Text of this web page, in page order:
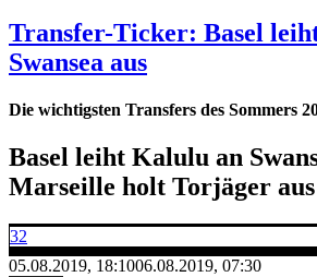
Transfer-Ticker: Basel
Swansea aus
Die wichtigsten Transfers des Sommers
Basel leiht Kalulu an
Marseille holt Torjäger
32
05.08.2019, 18:1006.08.2019, 07:30